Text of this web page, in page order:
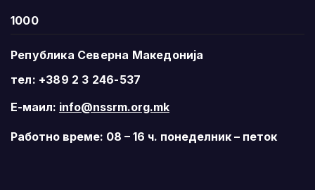
1000
Република Северна Македонија
тел: +389 2 3 246-537
Е-маил: info@nssrm.org.mk
Работно време: 08 – 16 ч. понеделник – петок